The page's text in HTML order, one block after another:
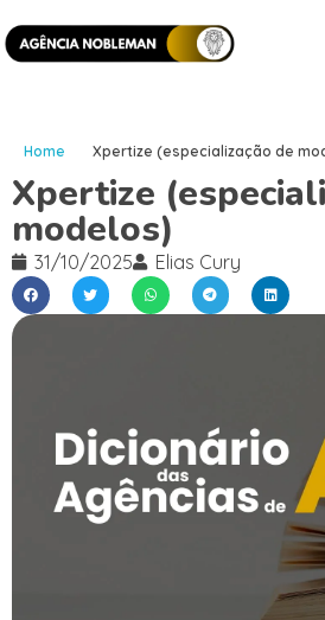
Home Xpertize (especialização de
Xpertize
modelos)
31/10/2025 Elias Cury